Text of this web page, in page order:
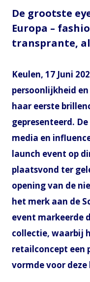
De grootste
Europa –
transprante,
Keulen, 17 Juni
persoonlijkheid
haar eerste
gepresenteerd.
media en
launch event op
plaatsvond ter
opening van de
het merk aan de
event markeerde
collectie, waarbij
retailconcept een
vormde voor